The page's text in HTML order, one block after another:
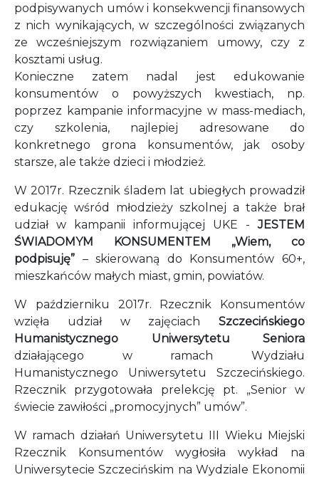
podpisywanych umów i konsekwencji finansowych
z nich wynikających, w szczególności związanych
ze wcześniejszym rozwiązaniem umowy, czy z
kosztami usług.
Konieczne zatem nadal jest edukowanie
konsumentów o powyższych kwestiach, np.
poprzez kampanie informacyjne w mass-mediach,
czy szkolenia, najlepiej adresowane do
konkretnego grona konsumentów, jak osoby
starsze, ale także dzieci i młodzież.
W 2017r. Rzecznik śladem lat ubiegłych prowadził
edukację wśród młodzieży szkolnej a także brał
udział w kampanii informującej UKE -JESTEM
ŚWIADOMYM KONSUMENTEM „Wiem, co
podpisuję” – skierowaną do Konsumentów 60+,
mieszkańców małych miast, gmin, powiatów.
W październiku 2017r. Rzecznik Konsumentów
wzięła udział w zajęciach Szczecińskiego
Humanistycznego Uniwersytetu Seniora
działającego w ramach Wydziału
Humanistycznego Uniwersytetu Szczecińskiego.
Rzecznik przygotowała prelekcję pt. „Senior w
świecie zawiłości „promocyjnych” umów”.
W ramach działań Uniwersytetu III Wieku Miejski
Rzecznik Konsumentów wygłosiła wykład na
Uniwersytecie Szczecińskim na Wydziale Ekonomii